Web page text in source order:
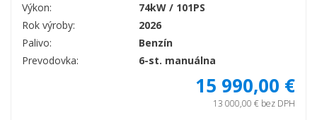
Výkon:
74kW / 101PS
Rok výroby:
2026
Palivo:
Benzín
Prevodovka:
6-st. manuálna
15 990,00 €
13 000,00 € bez DPH